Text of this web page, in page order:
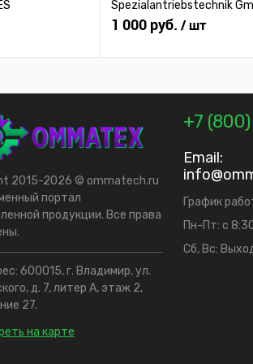
Spezialantriebstechnik
1 000 руб. / шт
2015-2026 © ommatech.ru
портал
продукции. Все права
600015, г. Владимир, ул.
д. 7, литер А, этаж 2,
27.
на карте
+7
Email:
График
Пн-Пт: с
Сб, Вс: